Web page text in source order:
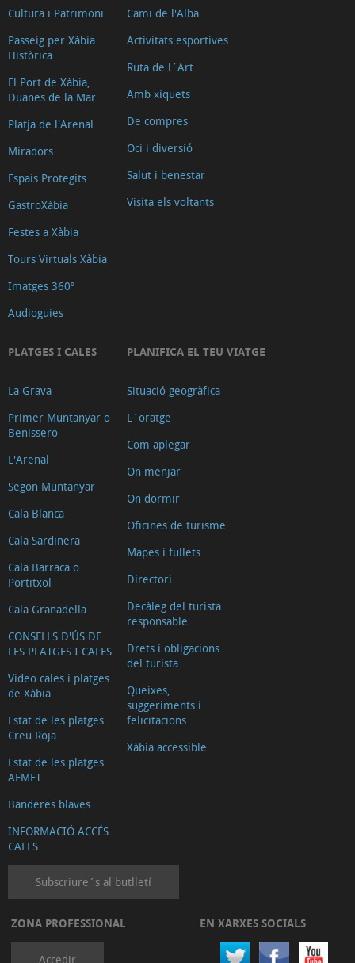
Cultura i Patrimoni
Passeig per Xàbia
Històrica
El Port de Xàbia,
Duanes de la Mar
Platja de l'Arenal
Miradors
Espais Protegits
GastroXàbia
Festes a Xàbia
Tours Virtuals Xàbia
Imatges 360º
Audioguies
Cami de l'Alba
Activitats esportives
Ruta de l´Art
Amb xiquets
De compres
Oci i diversió
Salut i benestar
Visita els voltants
PLATGES I CALES
La Grava
Primer Muntanyar o
Benissero
L'Arenal
Segon Muntanyar
Cala Blanca
Cala Sardinera
Cala Barraca o
Portitxol
Cala Granadella
CONSELLS D'ÚS DE
LES PLATGES I CALES
Video cales i platges
de Xàbia
Estat de les platges.
Creu Roja
Estat de les platges.
AEMET
Banderes blaves
INFORMACIÓ ACCÉS
CALES
PLANIFICA EL TEU VIATGE
Situació geogràfica
L´oratge
Com aplegar
On menjar
On dormir
Oficines de turisme
Mapes i fullets
Directori
Decàleg del turista
responsable
Drets i obligacions
del turista
Queixes,
suggeriments i
felicitacions
Xàbia accessible
Subscriure´s al butlletí
ZONA PROFESSIONAL
Accedir
EN XARXES SOCIALS